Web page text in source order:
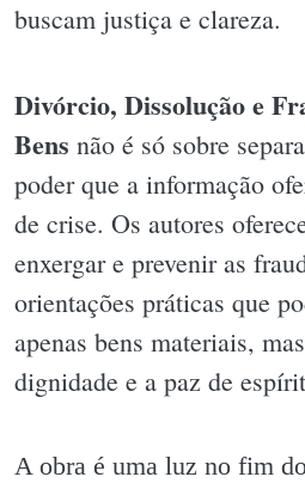
buscam justiça e clareza.
Divórcio, Dissolução e
Bens não é só sobre
poder que a informação
de crise. Os autores
enxergar e prevenir as
orientações práticas que
apenas bens materiais,
dignidade e a paz de
A obra é uma luz no fim